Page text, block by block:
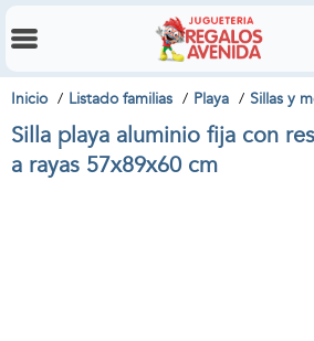
Inicio Listado familias Playa Sillas y
Silla playa aluminio fija con
a rayas 57x89x60 cm